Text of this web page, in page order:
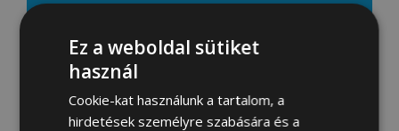
Fotógaléria:
Ez a weboldal sütiket
használ
Cookie-kat használunk a tartalom, a
hirdetések személyre szabására és a